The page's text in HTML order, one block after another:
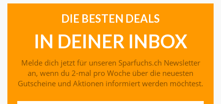
DIE BESTEN DEALS
IN DEINER INBOX
Melde dich jetzt für unseren Sparfuchs.ch Newsletter
an, wenn du 2-mal pro Woche über die neuesten
Gutscheine und Aktionen informiert werden möchtest.